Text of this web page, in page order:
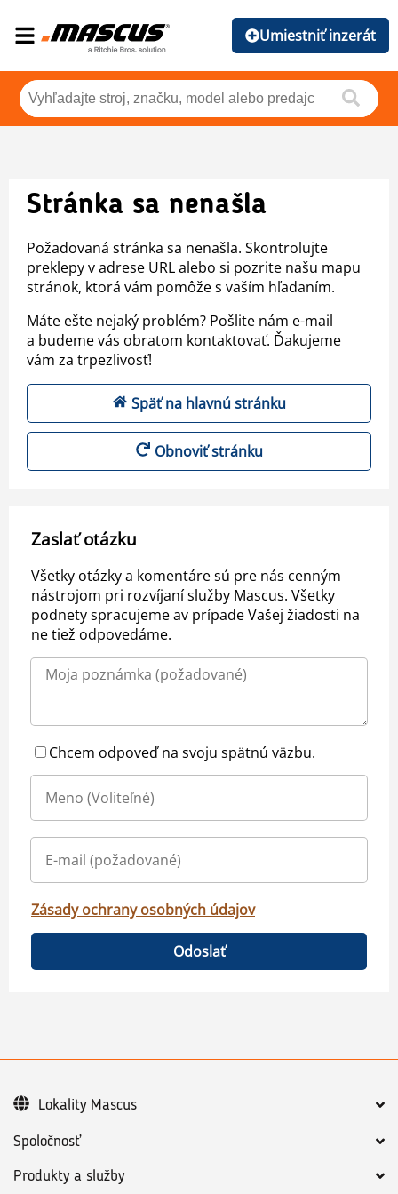
Umiestniť inzerát
Stránka sa nenašla
Požadovaná stránka sa nenašla. Skontrolujte
preklepy v adrese URL alebo si pozrite našu mapu
stránok, ktorá vám pomôže s vaším hľadaním.
Máte ešte nejaký problém? Pošlite nám e-mail
a budeme vás obratom kontaktovať. Ďakujeme
vám za trpezlivosť!
Späť na hlavnú stránku
Obnoviť stránku
Zaslať otázku
Všetky otázky a komentáre sú pre nás cenným
nástrojom pri rozvíjaní služby Mascus. Všetky
podnety spracujeme av prípade Vašej žiadosti na
ne tiež odpovedáme.
Chcem odpoveď na svoju spätnú väzbu.
Zásady ochrany osobných údajov
Odoslať
Spoločnosť
Produkty a služby
Lokality Mascus